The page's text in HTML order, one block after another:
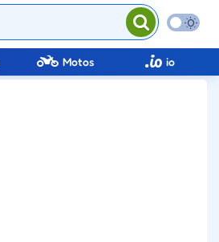
Motos io